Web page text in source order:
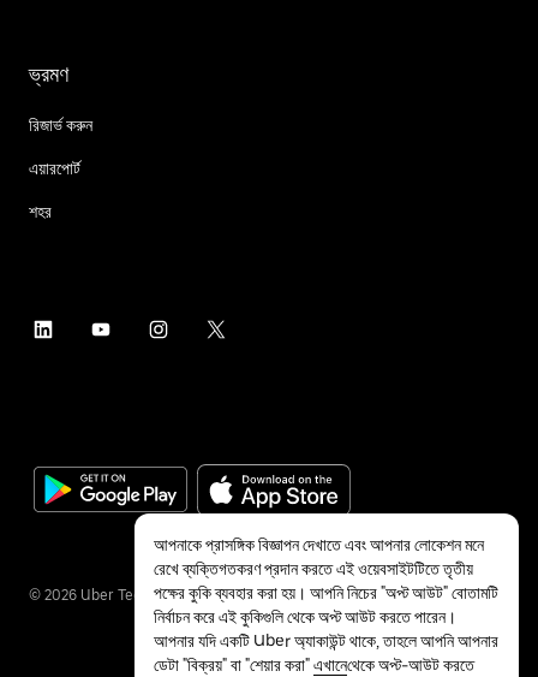
ভ্রমণ
রিজার্ভ করুন
এয়ারপোর্ট
শহর
© 2026 Uber Technologies Inc.
আপনাকে প্রাসঙ্গিক বিজ্ঞাপন দেখাতে এবং আপনার লোকেশন মনে
রেখে ব্যক্তিগতকরণ প্রদান করতে এই ওয়েবসাইটটিতে তৃতীয়
পক্ষের কুকি ব্যবহার করা হয়। আপনি নিচের "অপ্ট আউট" বোতামটি
নির্বাচন করে এই কুকিগুলি থেকে অপ্ট আউট করতে পারেন।
আপনার যদি একটি Uber অ্যাকাউন্ট থাকে, তাহলে আপনি আপনার
ডেটা "বিক্রয়" বা "শেয়ার করা"এখানেথেকে অপ্ট-আউট করতে